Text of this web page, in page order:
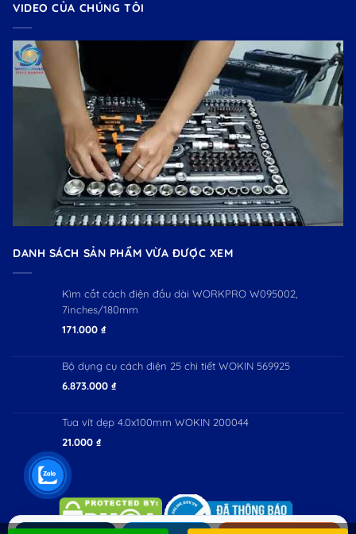
VIDEO CỦA CHÚNG TÔI
DANH SÁCH SẢN PHẨM VỪA ĐƯỢC XEM
Kìm cắt cách điện đầu dài WORKPRO W095002,
7inches/180mm
171.000 ₫
Bộ dụng cụ cách điện 25 chi tiết WOKIN 569925
6.873.000 ₫
Tua vít dẹp 4.0x100mm WOKIN 200044
21.000 ₫